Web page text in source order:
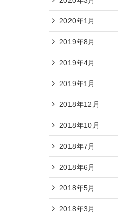
2020年1月
2019年8月
2019年4月
2019年1月
2018年12月
2018年10月
2018年7月
2018年6月
2018年5月
2018年3月